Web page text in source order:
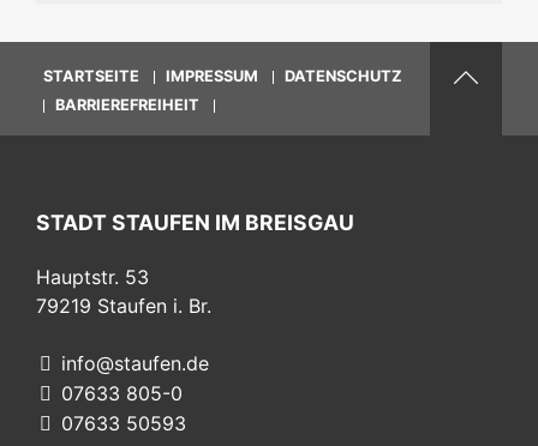
STARTSEITE IMPRESSUM
DATENSCHUTZ
BARRIEREFREIHEIT
STADT STAUFEN IM BREISGAU
Hauptstr. 53
79219 Staufen i. Br.
info@staufen.de
07633 805-0
07633 50593